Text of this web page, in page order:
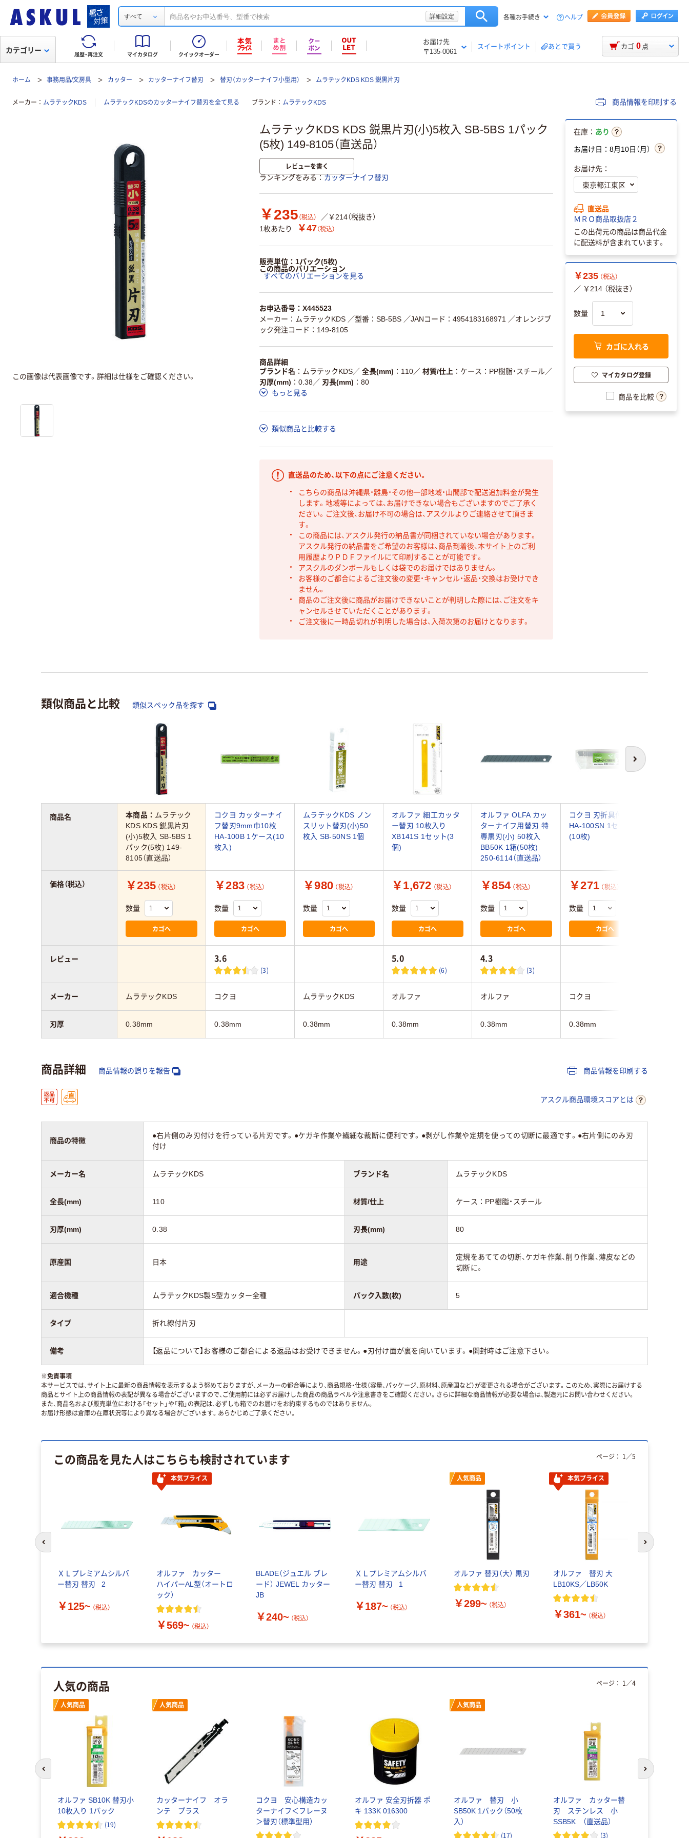
すべて 詳細設定 各種お手続き ヘルプ
履歴・再注文 マイカタログ クイックオーダー
お届け先
〒135-0061
スイートポイント あとで買う
カテゴリー カゴ 0 点
ホーム 事務用品/文房具 カッター カッターナイフ替刃 替刃（カッターナイフ小型用） ムラテックKDS KDS 鋭黒片刃
メーカー ムラテックKDS ムラテックKDSのカッターナイフ替刃を全て見る ブランド ムラテックKDS 商品情報を印刷する
ムラテックKDS KDS 鋭黒片刃(小)5枚入 SB-5BS 1パック
(5枚) 149-8105（直送品）
レビューを書く
ランキングをみる カッターナイフ替刃
￥235 （税込）
／￥214（税抜き）
1枚あたり
￥47（税込）
販売単位：1パック(5枚)
この商品のバリエーション
すべてのバリエーションを見る
お申込番号：X445523
メーカー：ムラテックKDS ／型番：SB-5BS ／JANコード：4954183168971 ／オレンジブ
ック発注コード：149-8105
商品詳細
ブランド名
ムラテックKDS／ 全長(mm) 110／ 材質/仕上 ケース：PP樹脂・スチール／
刃厚(mm)
0.38 ／ 刃長(mm)
80
もっと見る
類似商品と比較する
直送品のため、以下の点にご注意ください。
こちらの商品は沖縄県・離島・その他一部地域・山間部で配送追加料金が発生
します。地域等によっては、お届けできない場合もございますのでご了承く
ださい。ご注文後、お届け不可の場合は、アスクルよりご連絡させて頂きま
す。
この商品には、アスクル発行の納品書が同梱されていない場合があります。
アスクル発行の納品書をご希望のお客様は、商品到着後、本サイト上のご利
用履歴よりＰＤＦファイルにて印刷することが可能です。
アスクルのダンボールもしくは袋でのお届けではありません。
お客様のご都合によるご注文後の変更・キャンセル・返品・交換はお受けでき
ません。
商品のご注文後に商品がお届けできないことが判明した際には、ご注文をキ
ャンセルさせていただくことがあります。
ご注文後に一時品切れが判明した場合は、入荷次第のお届けとなります。
この画像は代表画像です。詳細は仕様をご確認ください。
在庫： あり
お届け日：8月10日（月）
お届け先：
直送品
ＭＲＯ商品取扱店２
この出荷元の商品は商品代金
に配送料が含まれています。
￥235 （税込）
／ ￥214 （税抜き）
数量
カゴに入れる
マイカタログ登録
商品を比較
類似商品と比較 類似スペック品を探す
次へ
本商品： ムラテック
KDS KDS 鋭黒片刃
(小)5枚入 SB-5BS 1
パック(5枚) 149-
8105（直送品）
コクヨ カッターナイ
フ替刃9mm巾10枚
HA-100B 1ケース(10
枚入)
ムラテックKDS ノン
スリット替刃(小)50
枚入 SB-50NS 1個
オルファ 細工カッタ
ー替刃 10枚入り
XB141S 1セット(3
個)
オルファ OLFA カッ
ターナイフ用替刃 特
専黒刃(小) 50枚入
BB50K 1箱(50枚)
250-6114（直送品）
コクヨ 刃折具付替刃
HA-100SN 1セット
(10枚)
￥235 （税込）
数量
カゴへ
￥283 （税込）
数量
カゴへ
￥980 （税込）
数量
カゴへ
￥1,672 （税込）
数量
カゴへ
￥854 （税込）
数量
カゴへ
￥271 （税込）
数量
カゴへ
3.6
(3)
5.0
(6)
4.3
(3)
ムラテックKDS コクヨ ムラテックKDS オルファ オルファ コクヨ
0.38mm 0.38mm 0.38mm 0.38mm 0.38mm 0.38mm
商品名
価格（税込）
レビュー
メーカー
刃厚
商品詳細 商品情報の誤りを報告 商品情報を印刷する
アスクル商品環境スコアとは
商品の特徴
●右片側のみ刃付けを行っている片刃です。●ケガキ作業や繊細な裁断に便利です。●剥がし作業や定規を使っての切断に最適です。●右片側にのみ刃
付け
メーカー名 ムラテックKDS ブランド名 ムラテックKDS
全長(mm) 110 材質/仕上 ケース：PP樹脂・スチール
刃厚(mm) 0.38 刃長(mm) 80
原産国 日本 用途
定規をあてての切断、ケガキ作業、削り作業、薄皮などの
切断に。
適合機種 ムラテックKDS製S型カッター全種 パック入数(枚) 5
タイプ 折れ線付片刃
備考 【返品について】お客様のご都合による返品はお受けできません。●刃付け面が裏を向いています。●開封時はご注意下さい。
※免責事項
本サービスでは、サイト上に最新の商品情報を表示するよう努めておりますが、メーカーの都合等により、商品規格・仕様（容量、パッケージ、原材料、原産国など）が変更される場合がございます。このため、実際にお届けする
商品とサイト上の商品情報の表記が異なる場合がございますので、ご使用前には必ずお届けした商品の商品ラベルや注意書きをご確認ください。さらに詳細な商品情報が必要な場合は、製造元にお問い合わせください。
また、商品名および販売単位における「セット」や「箱」の表記は、必ずしも箱でのお届けをお約束するものではありません。
お届け形態は倉庫の在庫状況等により異なる場合がございます。あらかじめご了承ください。
この商品を見た人はこちらも検討されています
ＸＬプレミアムシルバ
ー替刃 替刃 _2
￥125~ （税込）
本気プライス
オルファ カッター
ハイパーAL型（オートロ
ック）
￥569~ （税込）
BLADE（ジュエル ブレ
ード） JEWEL カッター
JB
￥240~ （税込）
ＸＬプレミアムシルバ
ー替刃 替刃 _1
￥187~ （税込）
人気商品
オルファ 替刃（大） 黒刃
￥299~ （税込）
本気プライス
オルファ 替刃 大
LB10KS／LB50K
￥361~ （税込）
ページ： 1 ／5
次のスライド
人気の商品
人気商品
オルファ SB10K 替刃小
10枚入り 1パック
(19)
人気商品
カッターナイフ オラ
ンテ プラス
コクヨ 安心構造カッ
ターナイフ＜フレーヌ
＞替刃（標準型用）
オルファ 安全刃折器 ポ
キ 133K 016300
人気商品
オルファ 替刃 小
SB50K 1パック（50枚
入）
(17)
オルファ カッター替
刃 ステンレス 小
SSB5K （直送品）
(3)
ページ： 1 ／4
次のスライド